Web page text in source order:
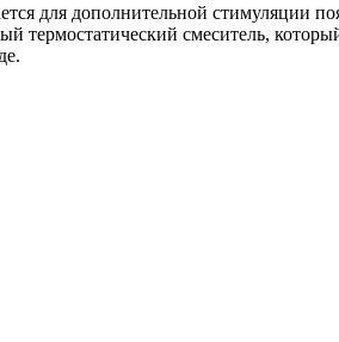
для дополнительной стимуляции
термостатический смеситель,